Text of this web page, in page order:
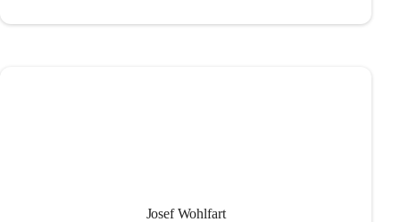
Josef Wohlfart